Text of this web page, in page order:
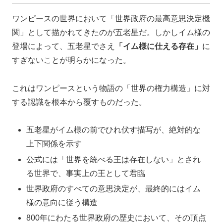
ワンピースの世界において「世界政府の最高意思決定機
関」として描かれてきたのが五老星だ。しかしイム様の
登場によって、五老星でさえ
「イム様に仕える存在」 に
すぎないことが明らかになった。
これはワンピースという物語の「世界の権力構造」に対
する認識を根本から覆すものだった。
五老星がイム様の前でひれ伏す描写が、絶対的な
上下関係を示す
公式には「世界を統べる王は存在しない」とされ
る世界で、事実上の王として君臨
世界政府のすべての意思決定が、最終的にはイム
様の意向に従う構造
800年にわたる世界政府の歴史において、その頂点